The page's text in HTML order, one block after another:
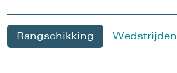
Rangschikking Wedstrijden